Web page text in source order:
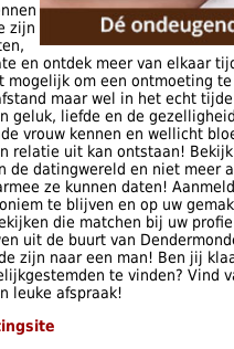
zijn
en ontdek meer van elkaar
om een ontmoeting
maar wel in het echt
geluk, liefde en de
vrouw kennen en wellicht
relatie uit kan ontstaan!
de datingwereld en niet meer
ze kunnen daten!
te blijven en op uw
die matchen bij uw
uit de buurt van
zijn naar een man! Ben jij
te vinden? Vind
leuke afspraak!